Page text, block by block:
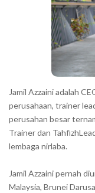
Jamil Azzaini adalah
perusahaan, trainer
perusahan besar
Trainer dan
lembaga nirlaba.
Jamil Azzaini pernah
Malaysia, Brunei